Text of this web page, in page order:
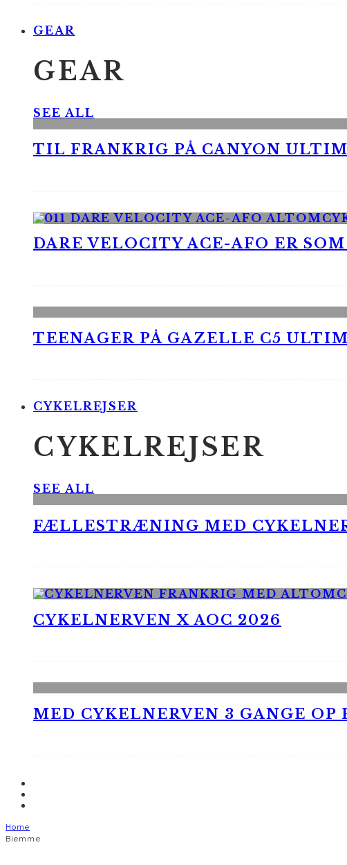
GEAR
GEAR
SEE ALL
TIL FRANKRIG PÅ CANYON
DARE VELOCITY ACE-AFO ER
TEENAGER PÅ GAZELLE C5
CYKELREJSER
CYKELREJSER
SEE ALL
FÆLLESTRÆNING MED
CYKELNERVEN X AOC 2026
MED CYKELNERVEN 3 GANGE OP
Home
Biemme